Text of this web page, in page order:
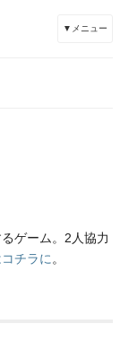
▼メニュー
ゲーム。2人協力
チラに 。